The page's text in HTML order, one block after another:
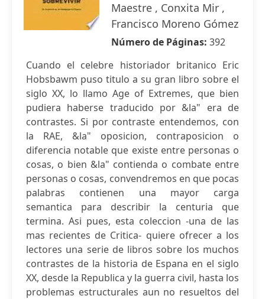
Maestre , Conxita Mir ,
Francisco Moreno Gómez
Número de Páginas: 392
Cuando el celebre historiador britanico Eric
Hobsbawm puso titulo a su gran libro sobre el
siglo XX, lo llamo Age of Extremes, que bien
pudiera haberse traducido por &la" era de
contrastes. Si por contraste entendemos, con
la RAE, &la" oposicion, contraposicion o
diferencia notable que existe entre personas o
cosas, o bien &la" contienda o combate entre
personas o cosas, convendremos en que pocas
palabras contienen una mayor carga
semantica para describir la centuria que
termina. Asi pues, esta coleccion -una de las
mas recientes de Critica- quiere ofrecer a los
lectores una serie de libros sobre los muchos
contrastes de la historia de Espana en el siglo
XX, desde la Republica y la guerra civil, hasta los
problemas estructurales aun no resueltos del